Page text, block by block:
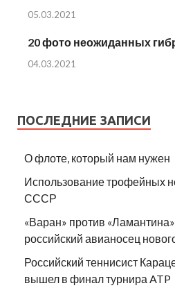
05.03.2021
20 фото неожиданных
04.03.2021
ПОСЛЕДНИЕ ЗАПИСИ
О флоте, который нам нужен
Использование трофейных
СССР
«Варан» против
российский авианосец
Российский теннисист
вышел в финал турнира ATP